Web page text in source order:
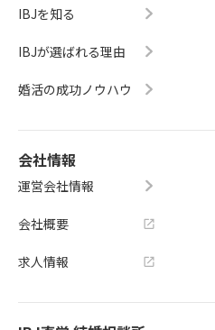
IBJを知る
IBJが選ばれる理由
婚活の成功ノウハウ
会社情報
運営会社情報
会社概要
求人情報